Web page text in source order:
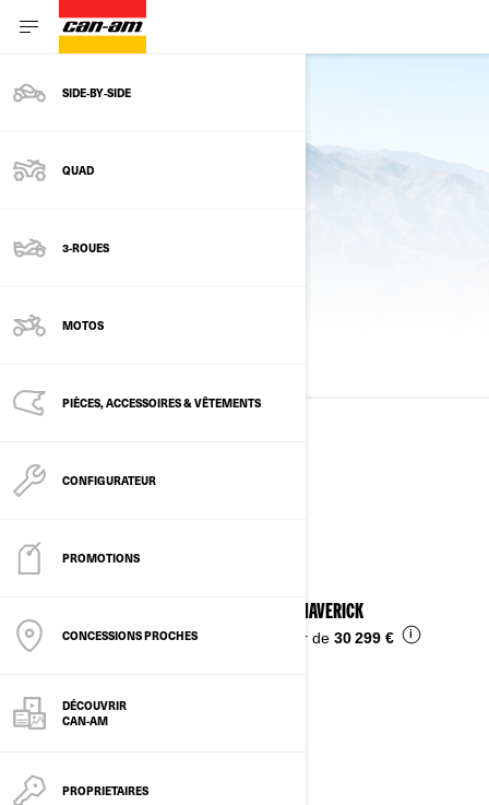
SIDE‑BY‑SIDE
QUAD
3-ROUES
MOTOS
PIÈCES, ACCESSOIRES & VÊTEMENTS
CONFIGURATEUR
PROMOTIONS
CONCESSIONS PROCHES
DÉCOUVRIR
CAN-AM
PROPRIETAIRES
Retour à modèles
Voir les détails
2025 MAVERICK
À partir de 30 299 € i